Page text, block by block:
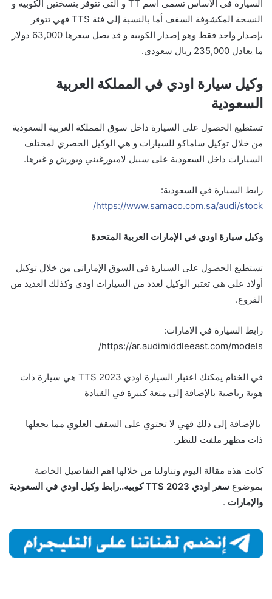
السيارة في الأساس تسمى اسم TT و التي تتوفر بنسختين الكوبيه و
النسخة المكشوفة السقف أما بالنسبة إلى فئة TTS فهي تتوفر
بإصدار واحد فقط وهو إصدار الكوبيه و قد يصل سعرها 63,000 دولار
ما يعادل 235,000 ريال سعودي.
وكيل سيارة اودي في المملكة العربية
السعودية
تستطيع الحصول على السيارة داخل سوق المملكة العربية السعودية
من خلال توكيل ساماكو للسيارات و هي الوكيل الحصري لمختلف
السيارات داخل السعودية على سبيل لامبورغيني وبورش و غيرها.
رابط السيارة في السعودية:
https://www.samaco.com.sa/audi/stock/
وكيل سيارة اودي في الإمارات العربية المتحدة
تستطيع الحصول على السيارة في السوق الإماراتي من خلال توكيل
أولاد علي هي تعتبر الوكيل لعدد من السيارات اودي وكذلك العديد من
الفروع.
رابط السيارة في الامارات:
https://ar.audimiddleeast.com/models/
في الختام يمكنك اعتبار السيارة اودي TTS 2023 هي سيارة ذات
هوية رياضية بالإضافة إلى متعة كبيرة في القيادة
بالإضافة إلى ذلك فهي لا تحتوي على السقف العلوي مما يجعلها
ذات مظهر ملفت للنظر.
كانت هذه مقالة اليوم وتناولنا من خلالها اهم التفاصيل الخاصة
بموضوع
سعر اودي TTS 2023 كوبيه..رابط وكيل اودي في السعودية
والإمارات .